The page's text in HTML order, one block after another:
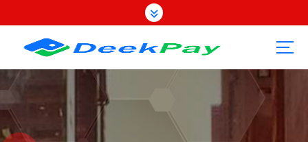
ン
ツ
ス
ッ